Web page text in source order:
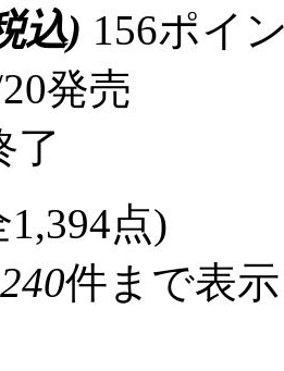
込) 156ポイ
発売
了
点)
240件まで表示